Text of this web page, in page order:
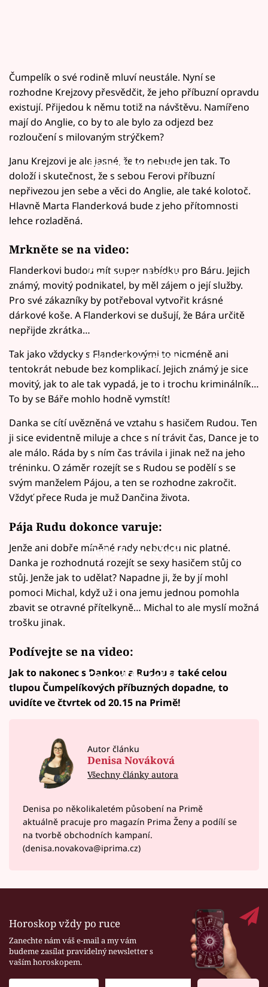
Čumpelík o své rodině mluví neustále. Nyní se
rozhodne Krejzovy přesvědčit, že jeho příbuzní opravdu
existují. Přijedou k němu totiž na návštěvu. Namířeno
mají do Anglie, co by to ale bylo za odjezd bez
rozloučení s milovaným strýčkem?
Failed to fetch
Janu Krejzovi je ale jasné, že to nebude jen tak. To
doloží i skutečnost, že s sebou Ferovi příbuzní
nepřivezou jen sebe a věci do Anglie, ale také kolotoč.
Hlavně Marta Flanderková bude z jeho přítomnosti
lehce rozladěná.
Mrkněte se na video:
Failed to fetch
Flanderkovi budou mít super nabídku pro Báru. Jejich
známý, movitý podnikatel, by měl zájem o její služby.
Pro své zákazníky by potřeboval vytvořit krásné
dárkové koše. A Flanderkovi se dušují, že Bára určitě
nepřijde zkrátka…
Failed to fetch
Tak jako vždycky s Flanderkovými to nicméně ani
tentokrát nebude bez komplikací. Jejich známý je sice
movitý, jak to ale tak vypadá, je to i trochu kriminálník…
To by se Báře mohlo hodně vymstít!
Danka se cítí uvězněná ve vztahu s hasičem Rudou. Ten
ji sice evidentně miluje a chce s ní trávit čas, Dance je to
ale málo. Ráda by s ním čas trávila i jinak než na jeho
tréninku. O záměr rozejít se s Rudou se podělí s se
svým manželem Pájou, a ten se rozhodne zakročit.
Vždyť přece Ruda je muž Dančina života.
Pája Rudu dokonce varuje:
Failed to fetch
Jenže ani dobře míněné rady nebudou nic platné.
Danka je rozhodnutá rozejít se sexy hasičem stůj co
stůj. Jenže jak to udělat? Napadne ji, že by jí mohl
pomoci Michal, když už i ona jemu jednou pomohla
zbavit se otravné přítelkyně… Michal to ale myslí možná
trošku jinak.
Podívejte se na video:
Failed to fetch
Jak to nakonec s Dankou a Rudou a také celou
tlupou Čumpelíkových příbuzných dopadne, to
uvidíte ve čtvrtek od 20.15 na Primě!
Autor článku
Denisa Nováková
Všechny články autora
Denisa po několikaletém působení na Primě
aktuálně pracuje pro magazín Prima Ženy a podílí se
na tvorbě obchodních kampaní.
(denisa.novakova@iprima.cz)
Horoskop vždy po ruce
Zanechte nám váš e-mail a my vám
budeme zasílat pravidelný newsletter s
vaším horoskopem.